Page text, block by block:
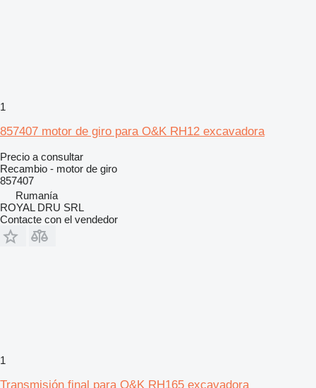
1
857407 motor de giro para O&K RH12 excavadora
Precio a consultar
Recambio - motor de giro
857407
Rumanía
ROYAL DRU SRL
Contacte con el vendedor
1
Transmisión final para O&K RH165 excavadora